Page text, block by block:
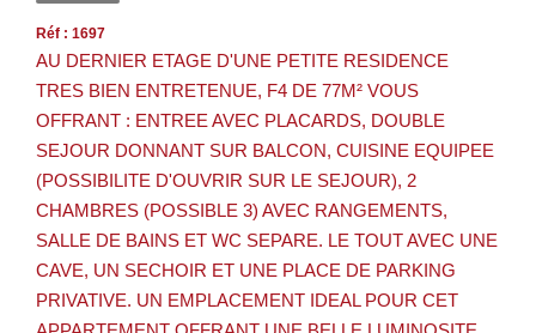
Réf : 1697
AU DERNIER ETAGE D'UNE PETITE RESIDENCE
TRES BIEN ENTRETENUE, F4 DE 77M² VOUS
OFFRANT : ENTREE AVEC PLACARDS, DOUBLE
SEJOUR DONNANT SUR BALCON, CUISINE EQUIPEE
(POSSIBILITE D'OUVRIR SUR LE SEJOUR), 2
CHAMBRES (POSSIBLE 3) AVEC RANGEMENTS,
SALLE DE BAINS ET WC SEPARE. LE TOUT AVEC UNE
CAVE, UN SECHOIR ET UNE PLACE DE PARKING
PRIVATIVE. UN EMPLACEMENT IDEAL POUR CET